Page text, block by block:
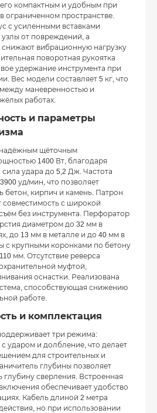
его компактным и удобным при
ограниченном пространстве.
с усиленными вставками
от повреждений, а
вибрационную нагрузку
поворотная рукоятка
удержание инструмента при
Вес модели составляет 5 кг, что
маневренностью и
работах.
и параметры
щёточным
1400 Вт, благодаря
сила удара до 5,2 Дж. Частота
уд/мин, что позволяет
бетон, кирпич и камень. Патрон
совместимость с широкой
без инструмента. Перфоратор
диаметром до 32 мм в
до 13 мм в металле и до 40 мм в
с крупными коронками по бетону
мм. Отсутствие реверса
муфтой,
оснастки. Реализована
способствующая снижению
работе.
и комплектация
три режима:
ударом и долбление, что делает
для строительных и
глубины позволяет
глубину сверления. Встроенная
обеспечивает удобство
Кабель длиной 2 метра
но при использовании